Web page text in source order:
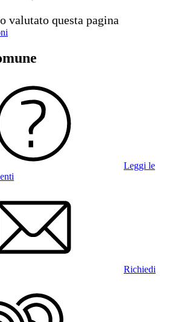
valutato questa pagina
Leggi le
Richiedi